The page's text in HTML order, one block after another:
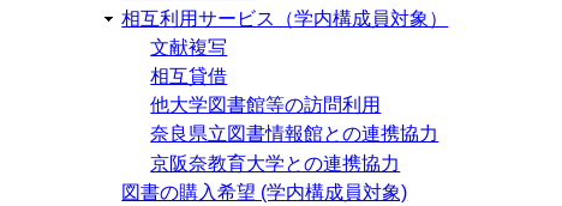
相互利用サービス（学内構成員対象）
文献複写
相互貸借
他大学図書館等の訪問利用
奈良県立図書情報館との連携協力
京阪奈教育大学との連携協力
図書の購入希望 (学内構成員対象)